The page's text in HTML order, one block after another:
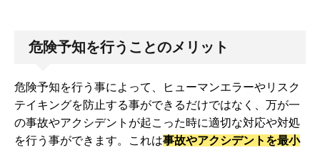
危険予知を行うことのメリット
危険予知を行う事によって、ヒューマンエラーやリスク
テイキングを防止する事ができるだけではなく、万が一
の事故やアクシデントが起こった時に適切な対応や対処
を行う事ができます。これは事故やアクシデントを最小